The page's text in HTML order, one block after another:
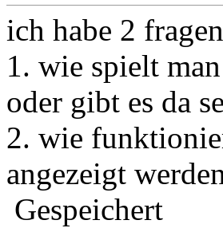
ich habe 2 fragen
1. wie spielt
oder gibt es da
2. wie
angezeigt
Gespeichert